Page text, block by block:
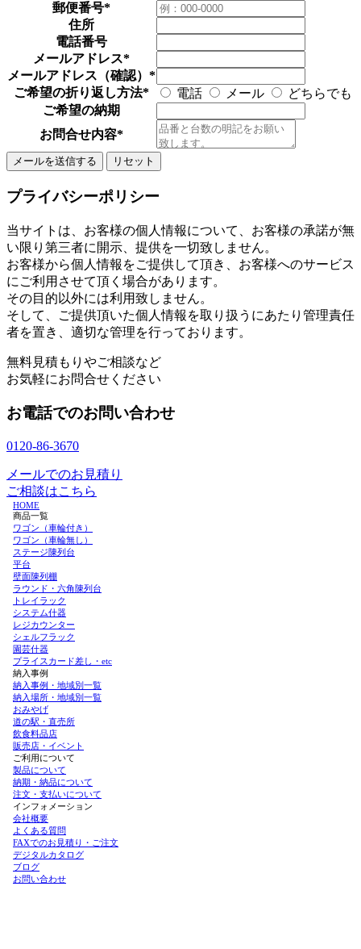
郵便番号*
住所
電話番号
メールアドレス*
メールアドレス（確認） *
ご希望の折り返し方法* 電話 メール
どちらでも
ご希望の納期
お問合せ内容*
プライバシーポリシー
当サイトは、お客様の個人情報について、お客様の承諾が無
い限り第三者に開示、提供を一切致しません。
お客様から個人情報をご提供して頂き、お客様へのサービス
にご利用させて頂く場合があります。
その目的以外には利用致しません。
そして、ご提供頂いた個人情報を取り扱うにあたり管理責任
者を置き、適切な管理を行っております。
無料見積もりやご相談など
お気軽にお問合せください
お電話でのお問い合わせ
0120-86-3670
メールでのお見積り
ご相談はこちら
HOME
商品一覧
ワゴン（車輪付き）
ワゴン（車輪無し）
ステージ陳列台
平台
壁面陳列棚
ラウンド・六角陳列台
トレイラック
システム什器
レジカウンター
シェルフラック
園芸什器
プライスカード差し・etc
納入事例
納入事例・地域別一覧
納入場所・地域別一覧
おみやげ
道の駅・直売所
飲食料品店
販売店・イベント
ご利用について
製品について
納期・納品について
注文・支払いについて
インフォメーション
会社概要
よくある質問
FAXでのお見積り・ご注文
デジタルカタログ
ブログ
お問い合わせ